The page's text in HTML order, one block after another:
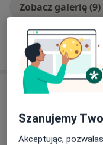
Zobacz galerię (9)
Usługi i ceny
Konsultacja
Szczegóły
Szanujemy
Akceptując,